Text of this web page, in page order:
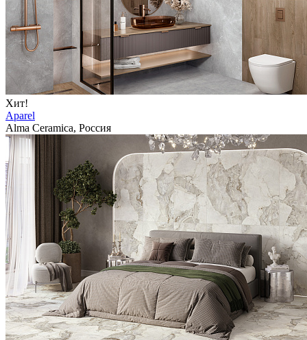
Хит!
Aparel
Alma Ceramica, Россия